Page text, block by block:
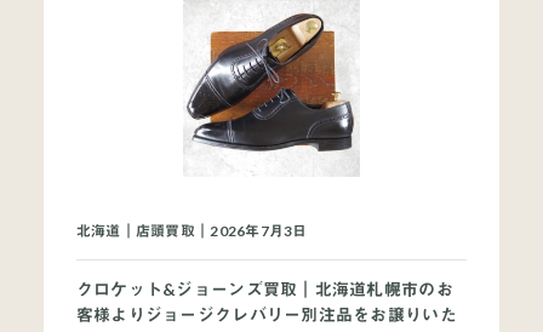
北海道｜店頭買取｜2026年7月3日
クロケット&ジョーンズ買取｜北海道札幌市のお
客様よりジョージクレバリー別注品をお譲りいた